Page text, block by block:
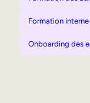
Formation interne
Onboarding des